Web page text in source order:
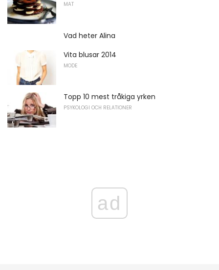
MAT
Vad heter Alina
Vita blusar 2014
MODE
Topp 10 mest tråkiga yrken
PSYKOLOGI OCH RELATIONER
ad